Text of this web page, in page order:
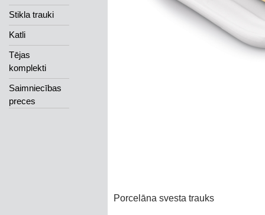
Porcelāna svesta trauks
Stikla trauki
Katli
Tējas
komplekti
Saimniecības
preces